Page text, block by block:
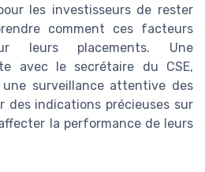
les investisseurs de rester
comment ces facteurs
leurs placements. Une
avec le secrétaire du CSE,
surveillance attentive des
des indications précieuses sur
la performance de leurs